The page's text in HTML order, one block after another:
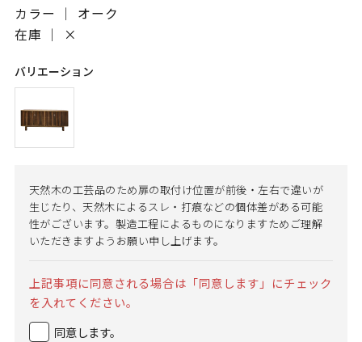
カラー ｜ オーク
在庫 ｜
×
バリエーション
天然木の工芸品のため扉の取付け位置が前後・左右で違いが
生じたり、天然木によるスレ・打痕などの個体差がある可能
性がございます。製造工程によるものになりますためご理解
いただきますようお願い申し上げます。
上記事項に同意される場合は「同意します」にチェック
を入れてください。
同意します。